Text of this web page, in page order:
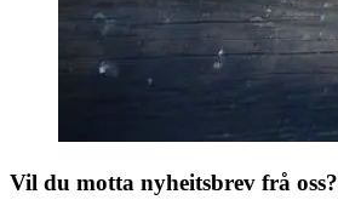
Vil du motta nyheitsbrev frå oss?